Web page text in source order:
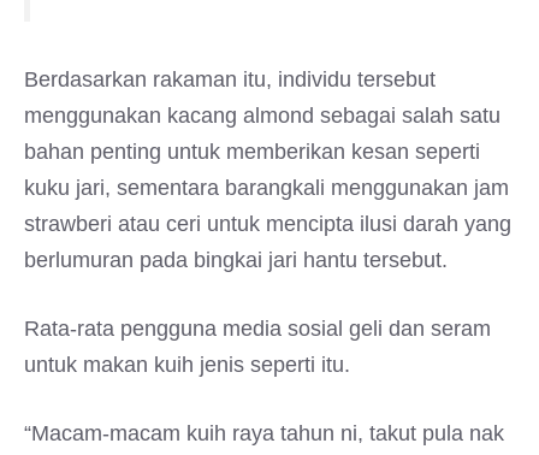
Berdasarkan rakaman itu, individu tersebut
menggunakan kacang almond sebagai salah satu
bahan penting untuk memberikan kesan seperti
kuku jari, sementara barangkali menggunakan jam
strawberi atau ceri untuk mencipta ilusi darah yang
berlumuran pada bingkai jari hantu tersebut.
Rata-rata pengguna media sosial geli dan seram
untuk makan kuih jenis seperti itu.
“Macam-macam kuih raya tahun ni, takut pula nak